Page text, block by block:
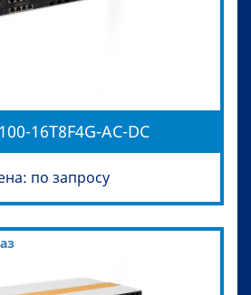
16T8F4G-AC-DC
по запросу